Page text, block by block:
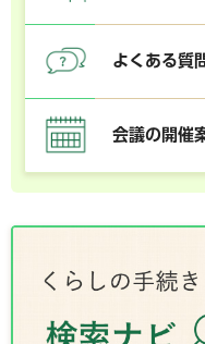
よくある質
会議の開催